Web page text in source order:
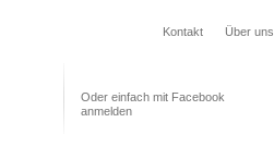
Kontakt Über uns
Oder einfach mit Facebook
anmelden